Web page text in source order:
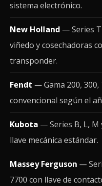
sistema electrónico.
New Holland — Series
viñedo y cosechadoras
transponder.
Fendt — Gama 200, 300,
convencional según el
Kubota — Series B, L, M
llave mecánica estándar.
Massey Ferguson —
7700 con llave de